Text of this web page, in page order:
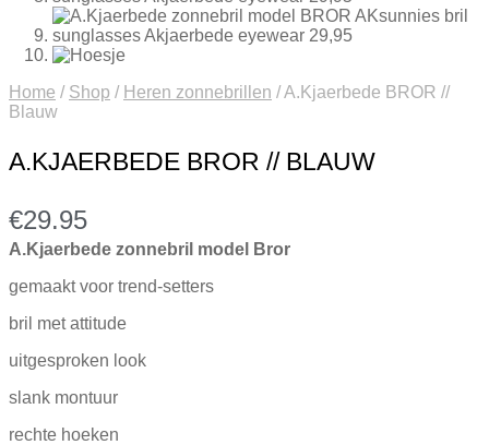
Home / Shop / Heren zonnebrillen /A.Kjaerbede BROR //
Blauw
A.KJAERBEDE BROR // BLAUW
€29.95
A.Kjaerbede zonnebril model Bror
gemaakt voor trend-setters
bril met attitude
uitgesproken look
slank montuur
rechte hoeken